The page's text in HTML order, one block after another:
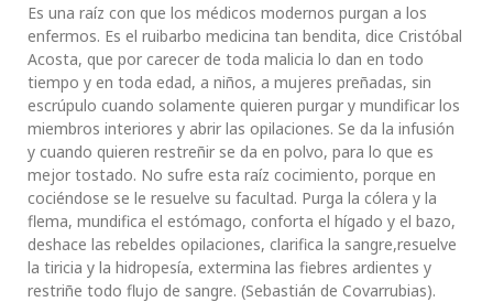
Es una raíz con que los médicos modernos purgan a los
enfermos. Es el ruibarbo medicina tan bendita, dice Cristóbal
Acosta, que por carecer de toda malicia lo dan en todo
tiempo y en toda edad, a niños, a mujeres preñadas, sin
escrúpulo cuando solamente quieren purgar y mundificar los
miembros interiores y abrir las opilaciones. Se da la infusión
y cuando quieren restreñir se da en polvo, para lo que es
mejor tostado. No sufre esta raíz cocimiento, porque en
cociéndose se le resuelve su facultad. Purga la cólera y la
flema, mundifica el estómago, conforta el hígado y el bazo,
deshace las rebeldes opilaciones, clarifica la sangre,resuelve
la tiricia y la hidropesía, extermina las fiebres ardientes y
restriñe todo flujo de sangre. (Sebastián de Covarrubias).